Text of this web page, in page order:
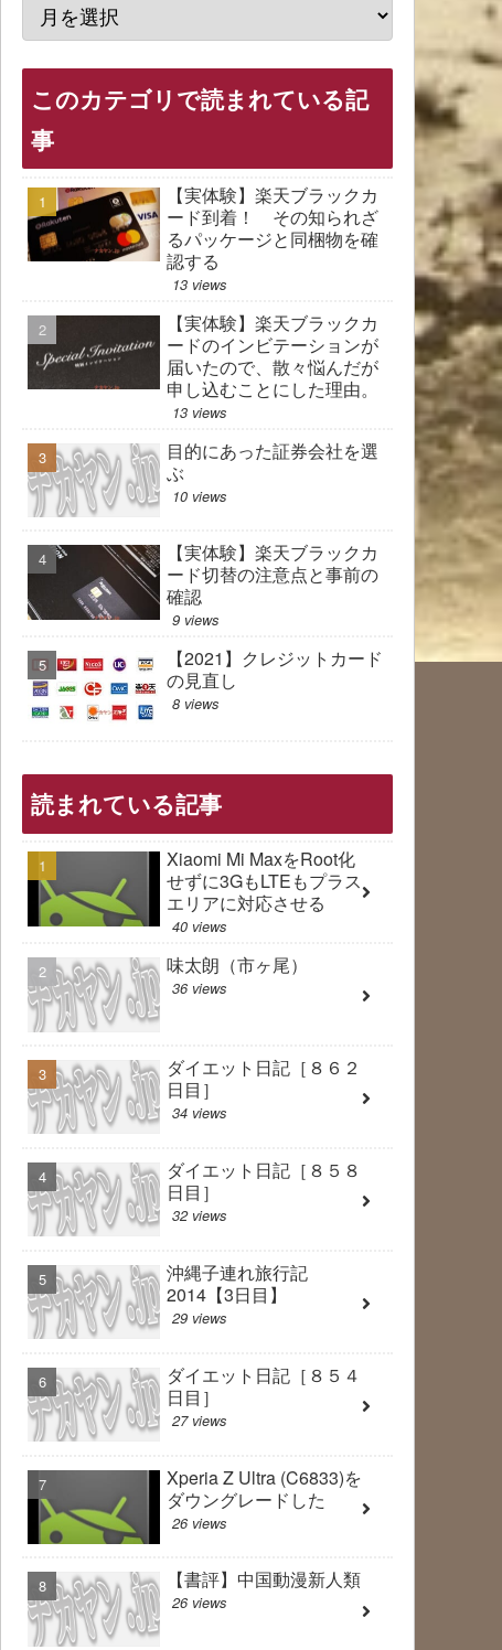
このカテゴリで読まれている記
事
【実体験】楽天ブラックカ
ード到着！ その知られざ
るパッケージと同梱物を確
認する
13 views
【実体験】楽天ブラックカ
ードのインビテーションが
届いたので、散々悩んだが
申し込むことにした理由。
13 views
目的にあった証券会社を選
ぶ
10 views
【実体験】楽天ブラックカ
ード切替の注意点と事前の
確認
9 views
【2021】クレジットカード
の見直し
8 views
読まれている記事
Xiaomi Mi MaxをRoot化
せずに3GもLTEもプラス
エリアに対応させる
40 views
味太朗（市ヶ尾）
36 views
ダイエット日記［８６２
日目］
34 views
ダイエット日記［８５８
日目］
32 views
沖縄子連れ旅行記
2014【3日目】
29 views
ダイエット日記［８５４
日目］
27 views
Xperia Z Ultra (C6833)を
ダウングレードした
26 views
【書評】中国動漫新人類
26 views